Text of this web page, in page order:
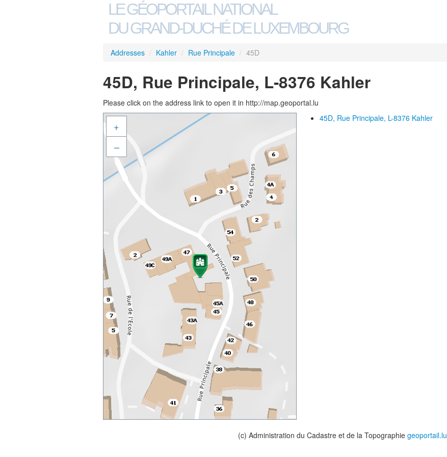
LE GÉOPORTAIL NATIONAL
DU GRAND-DUCHÉ DE LUXEMBOURG
Addresses / Kahler / Rue Principale / 45D
45D, Rue Principale, L-8376 Kahler
Please click on the address link to open it in http://map.geoportal.lu
+
–
45D, Rue Principale, L-8376 Kahler
(c) Administration du Cadastre et de la Topographie geoportail.lu